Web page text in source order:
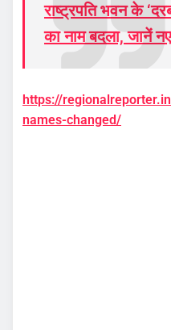
राष्ट्रपति भवन के
का नाम बदला, जानें
https://
names-changed/